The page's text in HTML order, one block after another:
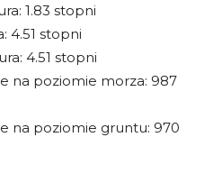
1.83 stopni
4.51 stopni
4.51 stopni
na poziomie morza: 987
na poziomie gruntu: 970